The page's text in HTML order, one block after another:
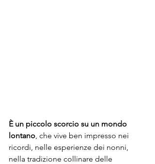
È un piccolo scorcio su un mondo
lontano, che vive ben impresso nei
ricordi, nelle esperienze dei nonni,
nella tradizione collinare delle